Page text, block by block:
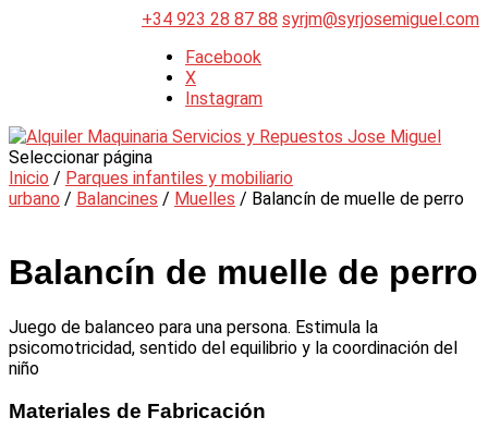
+34 923 28 87 88 syrjm@syrjosemiguel.com
Facebook
X
Instagram
Seleccionar página
Inicio / Parques infantiles y mobiliario
urbano / Balancines / Muelles / Balancín de muelle de perro
Balancín de muelle de perro
Juego de balanceo para una persona. Estimula la
psicomotricidad, sentido del equilibrio y la coordinación del
niño
Materiales de Fabricación